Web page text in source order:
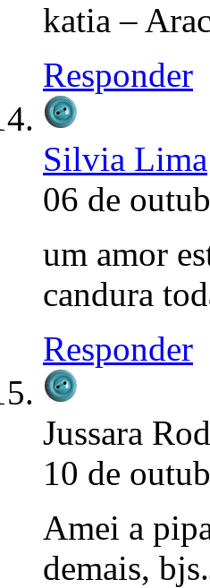
katia –
Responder
Silvia Lima
06 de
um amor
candura
Responder
Jussara
10 de
Amei a
demais,